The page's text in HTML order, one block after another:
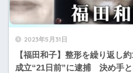
2023年5月31日
【福田和子】整形を繰り返し
成立“21日前”に逮捕 決め手